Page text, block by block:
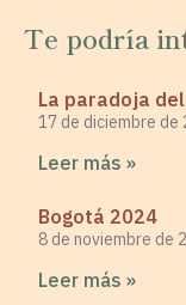
Te podría
La paradoja
17 de diciembre de
Leer más »
Bogotá 2024
8 de noviembre de
Leer más »